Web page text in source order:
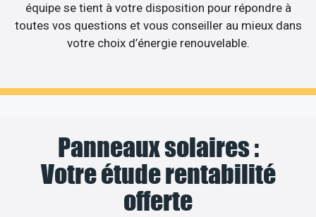
équipe se tient à votre disposition pour répondre à
toutes vos questions et vous conseiller au mieux dans
votre choix d’énergie renouvelable.
Panneaux solaires :
Votre étude rentabilité
offerte